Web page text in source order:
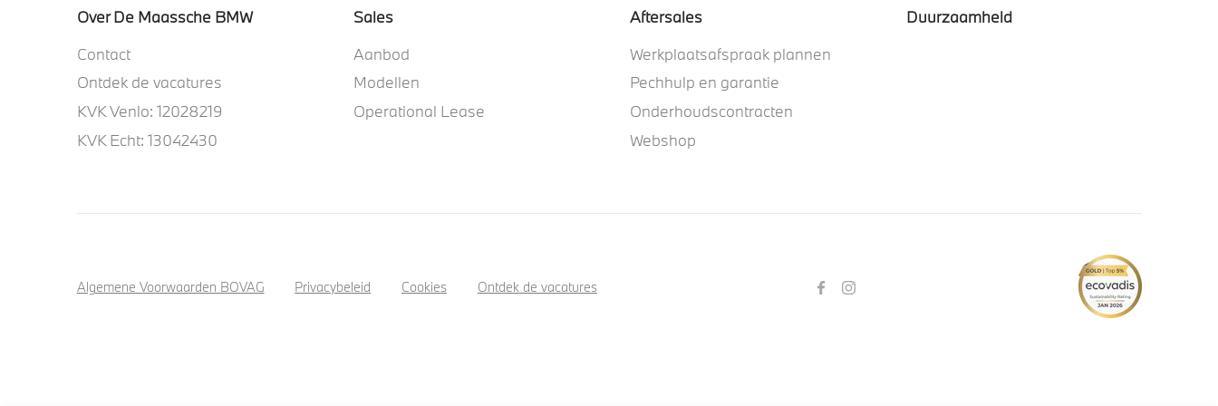
Over De Maassche BMW
Contact
Ontdek de vacatures
KVK Venlo: 12028219
KVK Echt: 13042430
Sales
Aanbod
Modellen
Operational Lease
Aftersales
Werkplaatsafspraak plannen
Pechhulp en garantie
Onderhoudscontracten
Webshop
Duurzaamheid
Algemene Voorwaarden BOVAG Privacybeleid Cookies Ontdek de vacatures